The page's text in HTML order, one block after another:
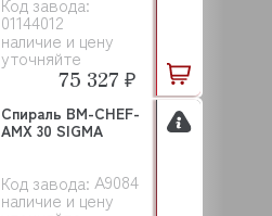
01144012
наличие и цену
уточняйте
75 327 ₽
Код завода: A9084
наличие и цену
Спираль BM-CHEF-
AMX 30 SIGMA